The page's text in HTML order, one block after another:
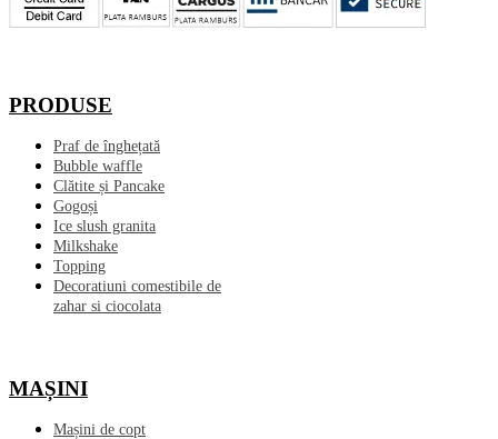
PRODUSE
Praf de înghețată
Bubble waffle
Clătite și Pancake
Gogoși
Ice slush granita
Milkshake
Topping
Decoratiuni comestibile de
zahar si ciocolata
MAȘINI
Mașini de copt